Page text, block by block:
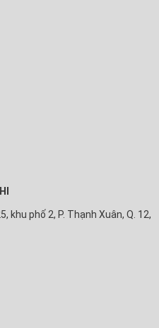
phố 2, P. Thạnh Xuân, Q. 12,